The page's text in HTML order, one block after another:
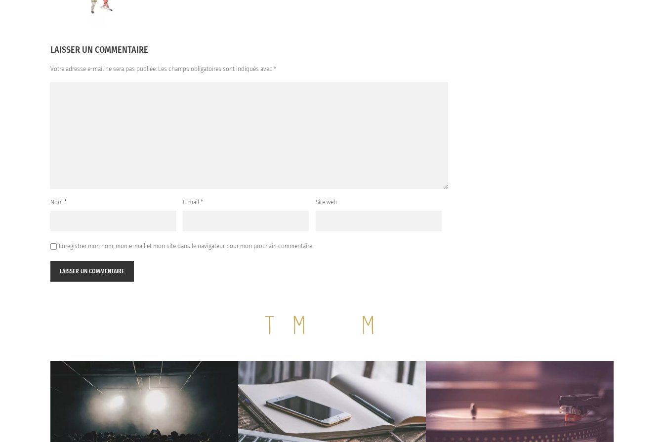
LAISSER UN COMMENTAIRE
Votre adresse e-mail ne sera pas publiée. Les champs obligatoires sont indiqués avec *
Nom * E-mail* Site web
Enregistrer mon nom, mon e-mail et mon site dans le navigateur pour mon prochain commentaire.